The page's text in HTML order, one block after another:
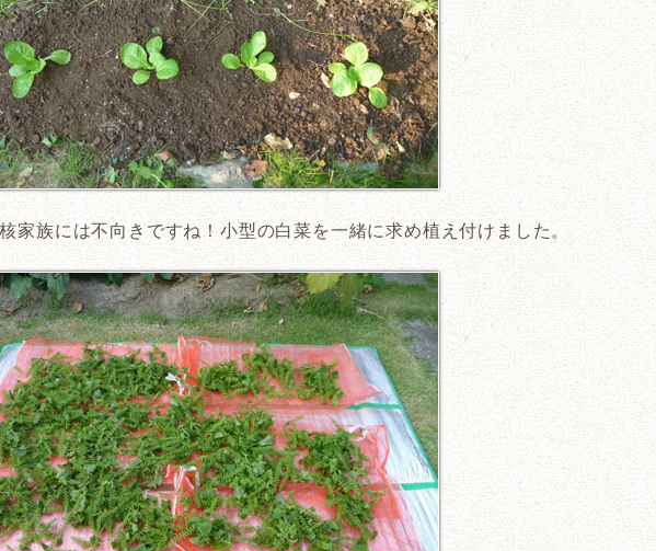
家族には不向きですね！小型の白菜を一緒に求め植え付けました。